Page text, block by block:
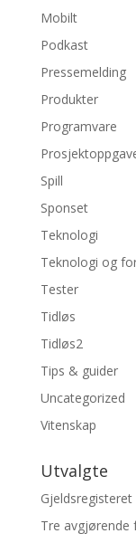
Mobilt
Podkast
Pressemelding
Produkter
Programvare
Spill
Sponset
Teknologi
Teknologi og
Tester
Tidløs
Tidløs2
Tips & guider
Uncategorized
Vitenskap
Utvalgte
Tre